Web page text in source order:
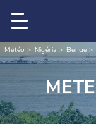
Météo Nigéria Benue